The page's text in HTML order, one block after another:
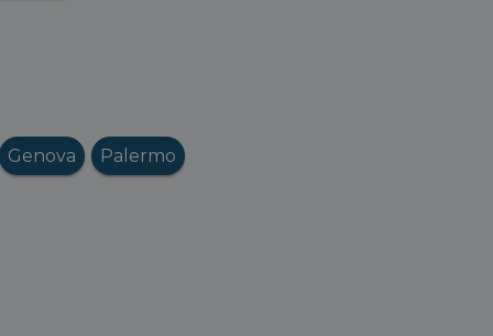
Genova Palermo